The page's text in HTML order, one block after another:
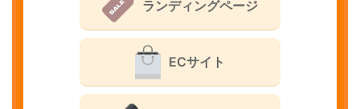
ランディングページ
ECサイト